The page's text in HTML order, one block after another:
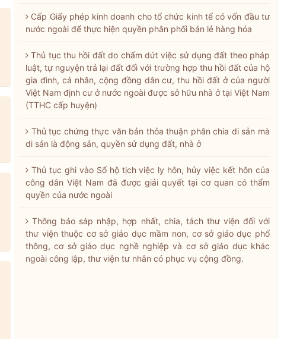
Cấp Giấy phép kinh doanh cho tổ chức kinh tế có vốn đầu tư
nước ngoài để thực hiện quyền phân phối bán lẻ hàng hóa
Thủ tục thu hồi đất do chấm dứt việc sử dụng đất theo pháp
luật, tự nguyện trả lại đất đối với trường hợp thu hồi đất của hộ
gia đình, cá nhân, cộng đồng dân cư, thu hồi đất ở của người
Việt Nam định cư ở nước ngoài được sở hữu nhà ở tại Việt Nam
(TTHC cấp huyện)
Thủ tục chứng thực văn bản thỏa thuận phân chia di sản mà
di sản là động sản, quyền sử dụng đất, nhà ở
Thủ tục ghi vào Sổ hộ tịch việc ly hôn, hủy việc kết hôn của
công dân Việt Nam đã được giải quyết tại cơ quan có thẩm
quyền của nước ngoài
Thông báo sáp nhập, hợp nhất, chia, tách thư viện đối với
thư viện thuộc cơ sở giáo dục mầm non, cơ sở giáo dục phổ
thông, cơ sở giáo dục nghề nghiệp và cơ sở giáo dục khác
ngoài công lập, thư viện tư nhân có phục vụ cộng đồng.